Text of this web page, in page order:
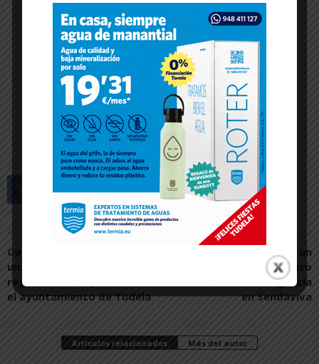
Artículo anterior
Contigo Tudela propone
una ordenanza para
regular la transparencia en
el ayuntamiento de Tudela
Artículo siguiente
La Policía Foral realiza un
simulacro de cinco
situaciones de emergencia
en Sendaviva
Artículos relacionados Más del autor